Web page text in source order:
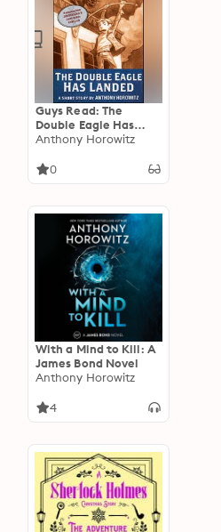
Guys Read: The
Double Eagle Has
Landed: A Short Story
Anthony Horowitz
0
With a Mind to Kill: A
James Bond Novel
Anthony Horowitz
4